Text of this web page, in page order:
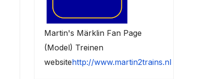
Martin's Märklin Fan Page
(Model) Treinen
websitehttp://www.martin2trains.nl